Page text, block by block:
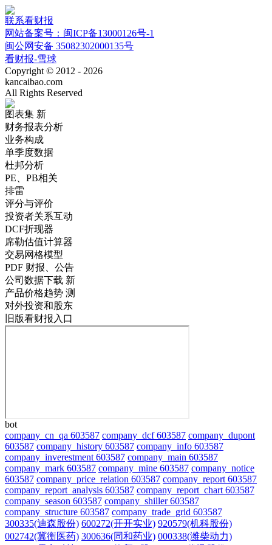
联系看财报
网站备案号：闽ICP备13000126号-1
闽公网安备 35082302000135号
看财报-雪球
Copyright © 2012 - 2026
kancaibao.com
All Rights Reserved
图表集 新
财务报表分析
业务构成
单季度数据
杜邦分析
PE、PB相关
排雷
评分与评价
投资者关系互动
DCF折现器
席勒估值计算器
交易网格模型
PDF 财报、公告
公司数据下载 新
产品价格趋势 测
对外投资和股东
旧版看财报入口
bot
company_cn_qa 603587 company_dcf 603587 company_dupont
603587 company_history 603587 company_info 603587
company_inverestment 603587 company_main 603587
company_mark 603587 company_mine 603587 company_notice
603587 company_price_relation 603587 company_report 603587
company_report_analysis 603587 company_report_chart 603587
company_season 603587 company_shiller 603587
company_structure 603587 company_trade_grid 603587
300335(迪森股份) 600272(开开实业) 920579(机科股份)
002742(冀衡医药) 300636(同和药业) 000338(潍柴动力)